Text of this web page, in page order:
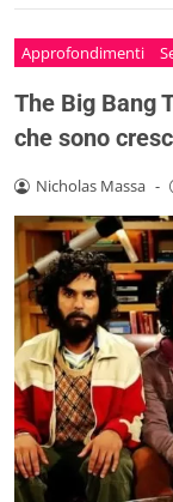
Approfondimenti
The Big Bang
che sono
Nicholas Massa -